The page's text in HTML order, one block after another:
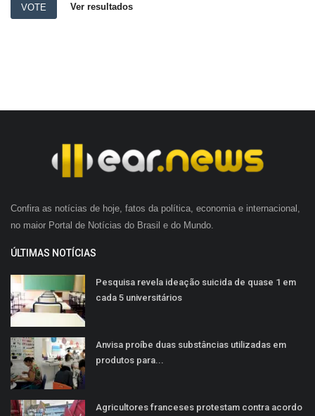
VOTE Ver resultados
Confira as notícias de hoje, fatos da política, economia e internacional,
no maior Portal de Notícias do Brasil e do Mundo.
ÚLTIMAS NOTÍCIAS
Pesquisa revela ideação suicida de quase 1 em
cada 5 universitários
Anvisa proíbe duas substâncias utilizadas em
produtos para...
Agricultores franceses protestam contra acordo